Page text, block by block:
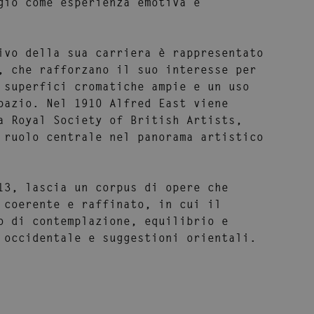
della sua carriera è rappresentato
, che rafforzano il suo interesse per
cromatiche ampie e un uso
Nel 1910 Alfred East viene
Royal Society of British Artists ,
ruolo centrale nel panorama artistico
lascia un corpus di opere che
coerente e raffinato, in cui il
di contemplazione, equilibrio e
e suggestioni orientali.